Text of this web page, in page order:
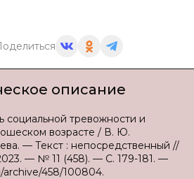
описание
тревожности и
возрасте / В. Ю.
— Текст : непосредственный //
— № 11 (458). — С. 179-181. —
458/100804.